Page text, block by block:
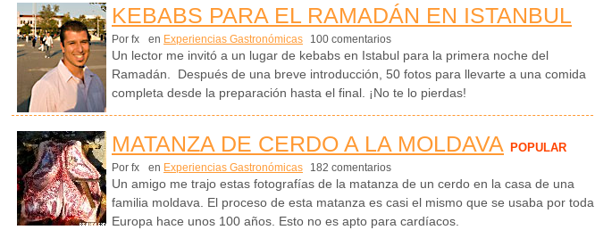
KEBABS PARA EL RAMADÁN EN ISTANBUL
Por fx en Experiencias Gastronómicas 100 comentarios
Un lector me invitó a un lugar de kebabs en Istabul para la primera noche del
Ramadán. Después de una breve introducción, 50 fotos para llevarte a una comida
completa desde la preparación hasta el final. ¡No te lo pierdas!
MATANZA DE CERDO A LA MOLDAVA POPULAR
Por fx en Experiencias Gastronómicas 182 comentarios
Un amigo me trajo estas fotografías de la matanza de un cerdo en la casa de una
familia moldava. El proceso de esta matanza es casi el mismo que se usaba por toda
Europa hace unos 100 años. Esto no es apto para cardíacos.